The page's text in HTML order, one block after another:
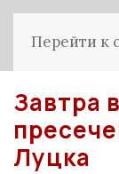
Перейти к
Завтра
Луцка